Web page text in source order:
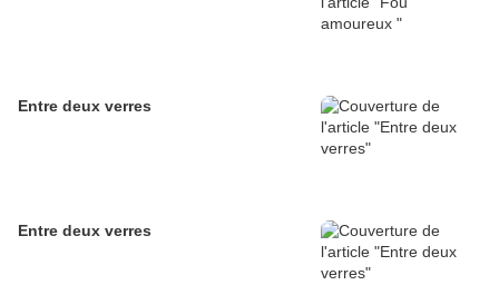
Entre deux verres
Entre deux verres